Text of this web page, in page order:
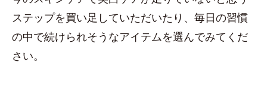
ステップを買い足していただいたり、毎日の習慣
の中で続けられそうなアイテムを選んでみてくだ
さい。